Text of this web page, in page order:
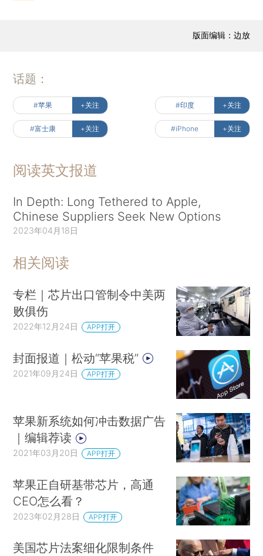
版面编辑：边放
话题：
#苹果 +关注 #印度 +关注
#富士康 +关注 #iPhone +关注
阅读英文报道
In Depth: Long Tethered to Apple,
Chinese Suppliers Seek New Options
2023年04月18日
相关阅读
专栏｜芯片出口管制令中美两
败俱伤
2022年12月24日 APP打开
封面报道｜松动“苹果税”
2021年09月24日 APP打开
苹果新系统如何冲击数据广告
｜编辑荐读
2021年03月20日 APP打开
苹果正自研基带芯片，高通
CEO怎么看？
2023年02月28日 APP打开
美国芯片法案细化限制条件